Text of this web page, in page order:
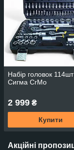
Набір головок 114шт
Сигма CrMo
2 999 ₴
Купити
Акційні